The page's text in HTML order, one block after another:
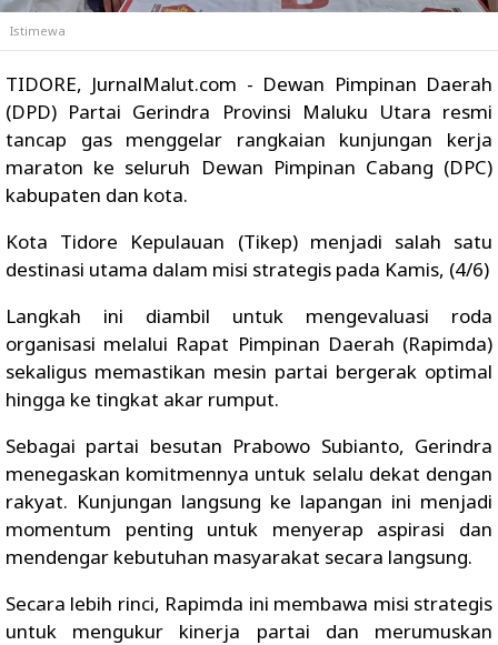
Istimewa
TIDORE, JurnalMalut.com - Dewan Pimpinan Daerah
(DPD) Partai Gerindra Provinsi Maluku Utara resmi
tancap gas menggelar rangkaian kunjungan kerja
maraton ke seluruh Dewan Pimpinan Cabang (DPC)
kabupaten dan kota.
Kota Tidore Kepulauan (Tikep) menjadi salah satu
destinasi utama dalam misi strategis pada Kamis, (4/6)
Langkah ini diambil untuk mengevaluasi roda
organisasi melalui Rapat Pimpinan Daerah (Rapimda)
sekaligus memastikan mesin partai bergerak optimal
hingga ke tingkat akar rumput.
Sebagai partai besutan Prabowo Subianto, Gerindra
menegaskan komitmennya untuk selalu dekat dengan
rakyat. Kunjungan langsung ke lapangan ini menjadi
momentum penting untuk menyerap aspirasi dan
mendengar kebutuhan masyarakat secara langsung.
Secara lebih rinci, Rapimda ini membawa misi strategis
untuk mengukur kinerja partai dan merumuskan